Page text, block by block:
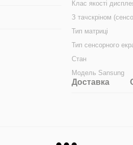
Клас якості
З тачскріном
Тип матриці
Тип сенсорного
Стан
Модель Sansung
Доставка